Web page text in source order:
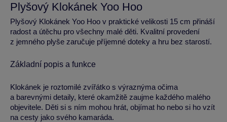
Plyšový Klokánek Yoo Hoo
Plyšový Klokánek Yoo Hoo v praktické velikosti 15 cm přináší
radost a útěchu pro všechny malé děti. Kvalitní provedení
z jemného plyše zaručuje příjemné doteky a hru bez starostí.
Základní popis a funkce
Klokánek je roztomilé zvířátko s výraznýma očima
a barevnými detaily, které okamžitě zaujme každého malého
objevitele. Děti si s ním mohou hrát, objímat ho nebo si ho vzít
na cesty jako svého kamaráda.